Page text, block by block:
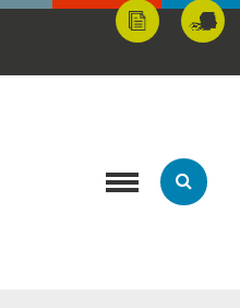
Mes
démarches
Toggle